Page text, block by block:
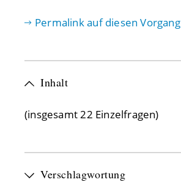
Permalink auf diesen Vorgang
Inhalt
(insgesamt 22 Einzelfragen)
Verschlagwortung